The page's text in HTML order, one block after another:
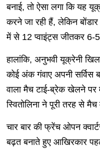
बनाई, तो ऐसा लगा कि यह
करने जा रही हैं, लेकिन
में से 12 प्वाइंट्स जीतकर 6-
हालांकि, अनुभवी यूक्रेनी
कोई अंक गंवाए अपनी सर्विस
वाला मैच टाई-ब्रेक खेलने
स्वितोलिना ने पूरी तरह से
चार बार की फ्रेंच ओपन
बढ़त बनाते हुए आखिरकार